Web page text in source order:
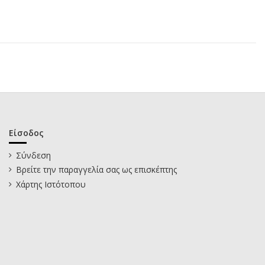
Είσοδος
Σύνδεση
Βρείτε την παραγγελία σας ως επισκέπτης
Χάρτης Ιστότοπου